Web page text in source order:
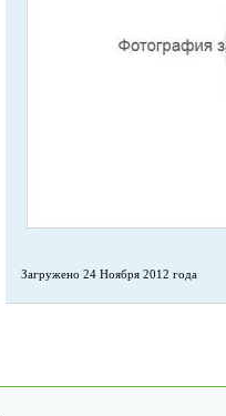
Загружено 24 Ноября 2012 года